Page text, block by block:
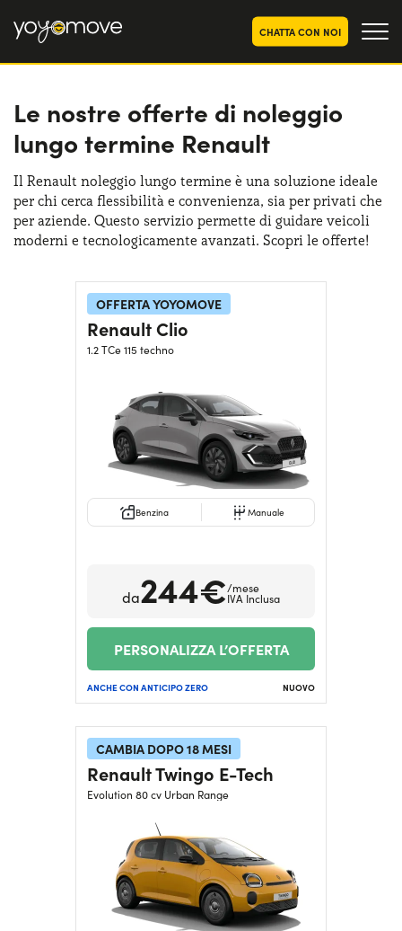
CHATTA CON NOI
OFFERTE NOLEGGIO
LUNGO TERMINE
Privati
Aziende e P.IVA
OFFERTE NOLEGGIO
AUTO USATE
CHI SIAMO
La nostra storia
COME FUNZIONA
PERCHÉ CONVIENE
SCEGLI UN PAESE
Serve assistenza?
Le nostre offerte di noleggio
lungo termine Renault
Il Renault noleggio lungo termine è una soluzione ideale
per chi cerca flessibilità e convenienza, sia per privati che
per aziende. Questo servizio permette di guidare veicoli
moderni e tecnologicamente avanzati. Scopri le offerte!
OFFERTA YOYOMOVE
Renault Clio
1.2 TCe 115 techno
Benzina Manuale
da244€/mese
IVA Inclusa
PERSONALIZZA L’OFFERTA
ANCHE CON ANTICIPO ZERO NUOVO
CAMBIA DOPO 18 MESI
Renault Twingo E-Tech
Evolution 80 cv Urban Range